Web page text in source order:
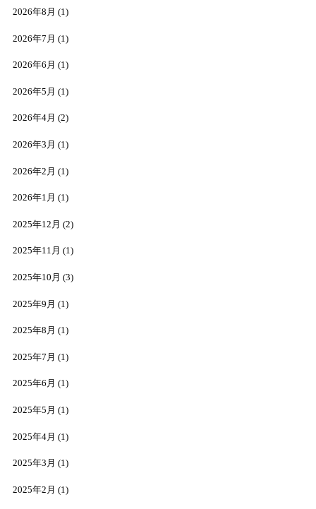
2026年8月 (1)
2026年7月 (1)
2026年6月 (1)
2026年5月 (1)
2026年4月 (2)
2026年3月 (1)
2026年2月 (1)
2026年1月 (1)
2025年12月 (2)
2025年11月 (1)
2025年10月 (3)
2025年9月 (1)
2025年8月 (1)
2025年7月 (1)
2025年6月 (1)
2025年5月 (1)
2025年4月 (1)
2025年3月 (1)
2025年2月 (1)